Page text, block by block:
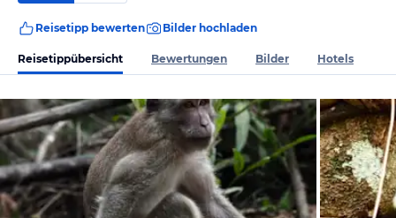
Reisetipp bewerten Bilder hochladen
Reisetippübersicht Bewertungen Bilder Hotels